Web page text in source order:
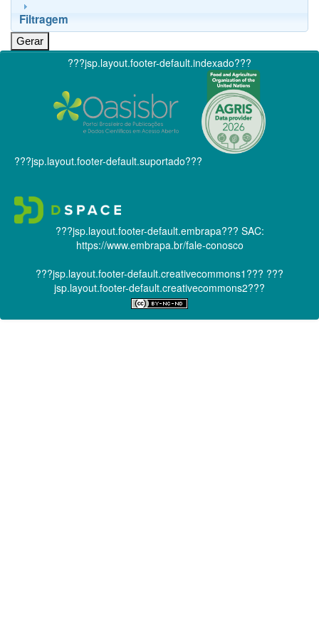
Filtragem
???jsp.layout.footer-default.indexado???
???jsp.layout.footer-default.suportado???
???jsp.layout.footer-default.embrapa??? SAC:
https://www.embrapa.br/fale-conosco
???jsp.layout.footer-default.creativecommons1??? ???
jsp.layout.footer-default.creativecommons2???